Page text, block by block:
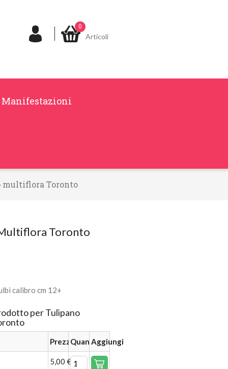
0
Articoli
Manifestazioni
multiflora Toronto
Toronto
calibro cm 12+
per Tulipano
PrezzoQuantitàAggiungi
5,00 €